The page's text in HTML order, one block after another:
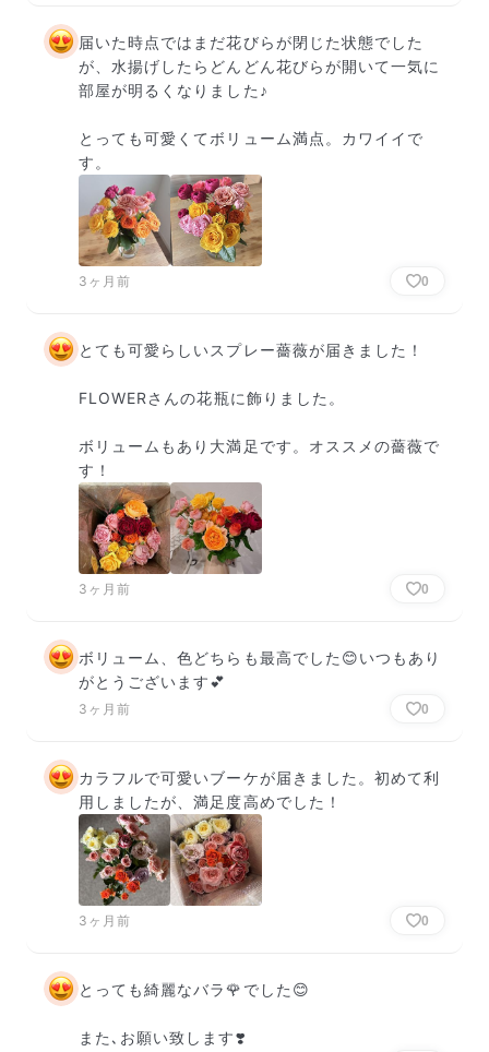
届いた時点ではまだ花びらが閉じた状態でした
が、水揚げしたらどんどん花びらが開いて一気に
部屋が明るくなりました♪
とっても可愛くてボリューム満点。カワイイで
す。
3ヶ月前 0
とても可愛らしいスプレー薔薇が届きました！
FLOWERさんの花瓶に飾りました。
ボリュームもあり大満足です。オススメの薔薇で
す！
3ヶ月前 0
ボリューム、色どちらも最高でした😊いつもあり
がとうございます💕
3ヶ月前 0
カラフルで可愛いブーケが届きました。初めて利
用しましたが、満足度高めでした！
3ヶ月前 0
とっても綺麗なバラ🌹でした😊
また､お願い致します❣️